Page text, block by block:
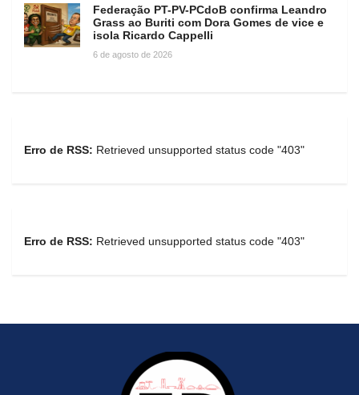
Federação PT-PV-PCdoB confirma Leandro
Grass ao Buriti com Dora Gomes de vice e
isola Ricardo Cappelli
6 de agosto de 2026
Erro de RSS: Retrieved unsupported status code "403"
Erro de RSS: Retrieved unsupported status code "403"